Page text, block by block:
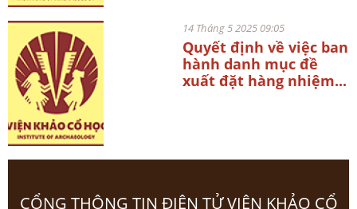
14 Tháng 5 2025 09:05
Quyết định về việc ban
hành danh mục đề
xuất đặt hàng nhiệm...
CỔNG THÔNG TIN ĐIỆN TỬ VIỆN KHẢO CỔ